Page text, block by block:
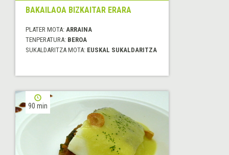
BAKAILAOA BIZKAITAR ERARA
PLATER MOTA: ARRAINA
TENPERATURA: BEROA
SUKALDARITZA MOTA: EUSKAL SUKALDARITZA
90 min